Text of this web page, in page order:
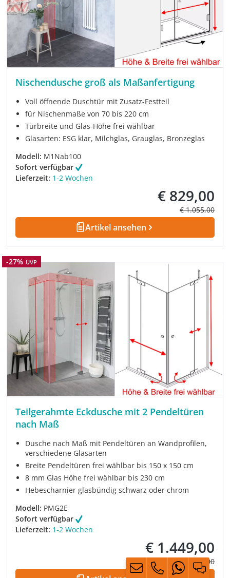
Nischendusche groß als Maßanfertigung
Voll öffnende Duschtür mit Zusatz-Festteil
für Nischenmaße von 70 bis 220 cm
Türbreite und Glas-Höhe frei wählbar
Glasarten: ESG klar, Milchglas, Grauglas, Bronzeglas
Modell: M1Nab100
Sofort verfügbar
Lieferzeit: 1-2 Wochen
Verkaufspreis:
€ 829,00
Regulärer
€ 1.055,00
Artikel ansehen
Rabatt
-27% UVP
Teilgerahmte Eckdusche mit 2 Pendeltüren
nach Maß
Dusche nach Maß mit Pendeltüren an Wandprofilen,
verschiedene Glasarten
Breite Pendeltüren frei wählbar bis 150 x 150 cm
8 mm Glas Höhe frei wählbar bis 230 cm
Hebescharnier glasbündig schwarz oder chrom
Modell: PMG2E
Sofort verfügbar
Lieferzeit: 1-2 Wochen
Verkaufspreis:
€ 1.449,00
Regulärer
€ 1.985,00